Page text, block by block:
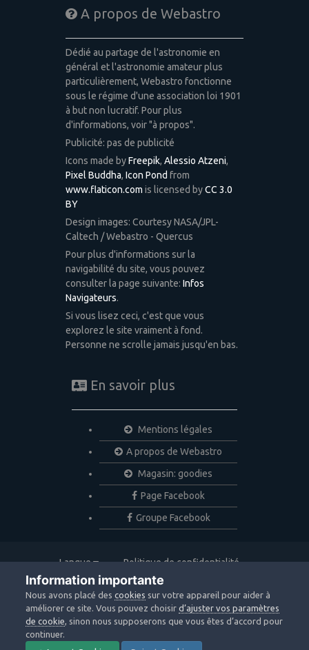
A propos de Webastro
Dédié au partage de l'astronomie en
général et l'astronomie amateur plus
particulièrement, Webastro fonctionne
sous le régime d'une association loi 1901
à but non lucratif. Pour plus
d'informations, voir "à propos".
Publicité: pas de publicité
Icons made byFreepik, Alessio Atzeni,
Pixel Buddha, Icon Pond from
www.flaticon.com is licensed byCC 3.0
BY
Design images: Courtesy NASA/JPL-
Caltech / Webastro - Quercus
Pour plus d'informations sur la
navigabilité du site, vous pouvez
consulter la page suivante: Infos
Navigateurs.
Si vous lisez ceci, c'est que vous
explorez le site vraiment à fond.
Personne ne scrolle jamais jusqu'en bas.
En savoir plus
Mentions légales
A propos de Webastro
Magasin: goodies
Page Facebook
Groupe Facebook
Langue
Politique de confidentialité
Nous contacter
Copyright © 2020 Webastro
Powered by Invision Community
Information importante
Nous avons placé descookies sur votre appareil pour aider à
améliorer ce site. Vous pouvez choisird’ajuster vos paramètres
de cookie, sinon nous supposerons que vous êtes d’accord pour
continuer.